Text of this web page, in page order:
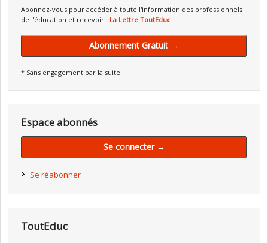
Abonnez-vous pour accéder à toute l'information des professionnels
de l'éducation et recevoir : La Lettre ToutEduc
Abonnement Gratuit →
* Sans engagement par la suite.
Espace abonnés
Se connecter →
Se réabonner
ToutEduc